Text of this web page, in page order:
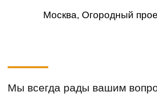
Москва, Огородный
Мы всегда рады вашим